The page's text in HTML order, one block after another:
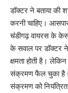
डॉक्टर ने बताया
करनी चाहिए।
चंडीगढ़ वायरस के
के सवाल पर डॉक्टर ने
क्षमता होती है।
संक्रमण फैल चुका है।
संक्रमण को